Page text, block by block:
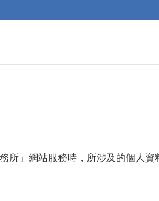
所」網站服務時，所涉及的個人資